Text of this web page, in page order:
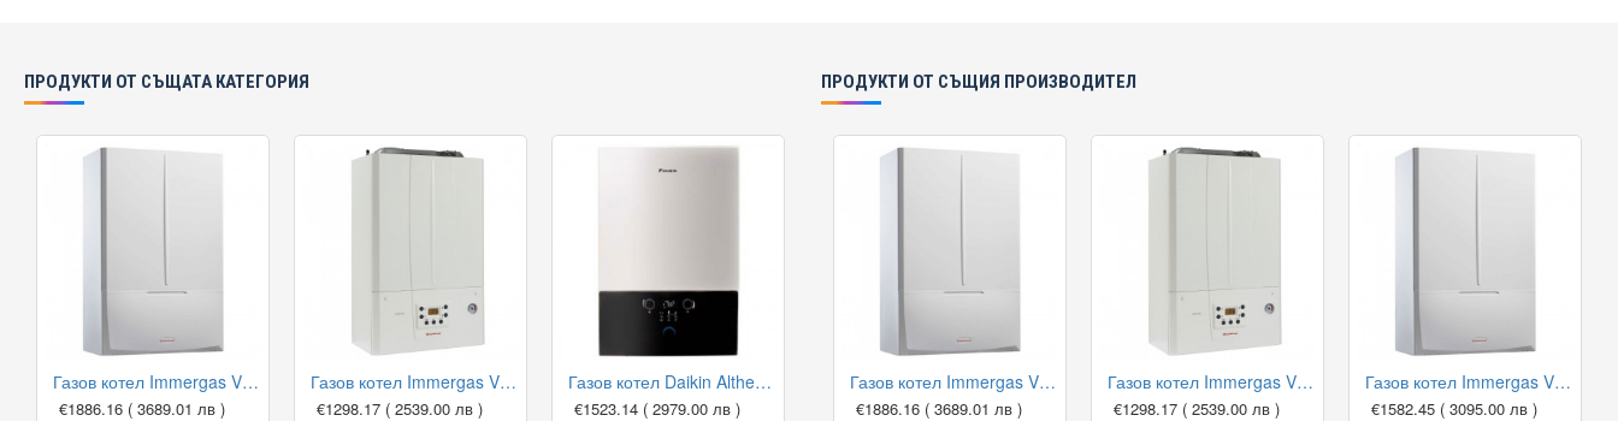
ПРОДУКТИ ОТ СЪЩАТА КАТЕГОРИЯ
Газов котел Immergas Victrix 35 KW TT + димоотвод
€1886.16 ( 3689.01 лв )
Газов котел Immergas Victrix Tera 24 Plus + димоотвод, 24 kW, едноконтурен
€1298.17 ( 2539.00 лв )
Газов котел Daikin Altherma 3 C Gas W D2CND024A1A, двуконтурен
€1523.14 ( 2979.00 лв )
ПРОДУКТИ ОТ СЪЩИЯ ПРОИЗВОДИТЕЛ
Газов котел Immergas Victrix 35 KW TT + димоотвод
€1886.16 ( 3689.01 лв )
Газов котел Immergas Victrix Tera 24 Plus + димоотвод, 24 kW, едноконтурен
€1298.17 ( 2539.00 лв )
Газов котел Immergas Victrix 24 KW TT Plus + димоотвод
€1582.45 ( 3095.00 лв )